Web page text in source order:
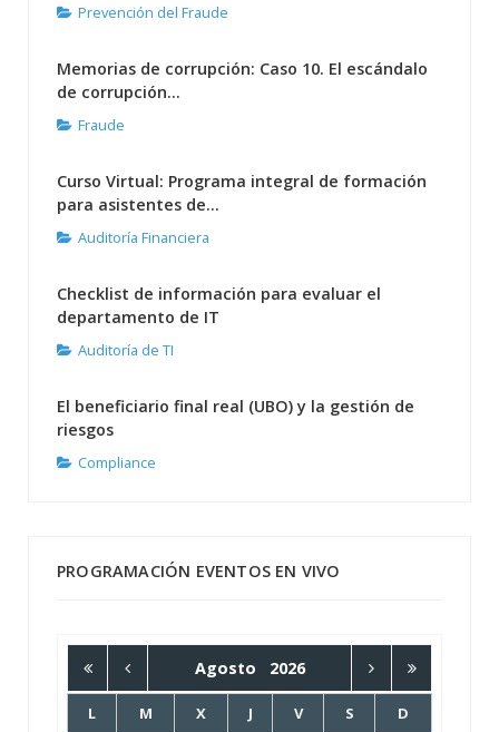
Prevención del Fraude
Memorias de corrupción: Caso 10. El escándalo
de corrupción...
Fraude
Curso Virtual: Programa integral de formación
para asistentes de...
Auditoría Financiera
Checklist de información para evaluar el
departamento de IT
Auditoría de TI
El beneficiario final real (UBO) y la gestión de
riesgos
Compliance
PROGRAMACIÓN EVENTOS EN VIVO
Agosto 2026
L M X J V S
D